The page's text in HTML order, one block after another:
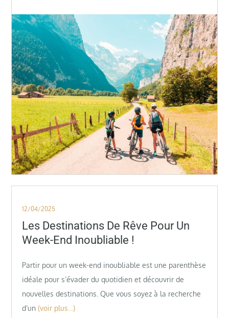
Posted
on
12/04/2025
Les Destinations De Rêve Pour Un
Week-End Inoubliable !
Partir pour un week-end inoubliable est une parenthèse
idéale pour s’évader du quotidien et découvrir de
nouvelles destinations. Que vous soyez à la recherche
d’un (voir plus…)